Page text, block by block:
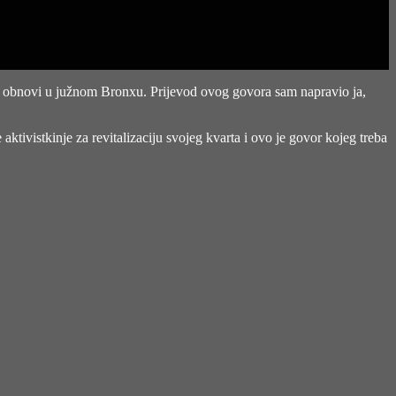
u južnom Bronxu. Prijevod ovog govora sam napravio ja,
za revitalizaciju svojeg kvarta i ovo je govor kojeg treba